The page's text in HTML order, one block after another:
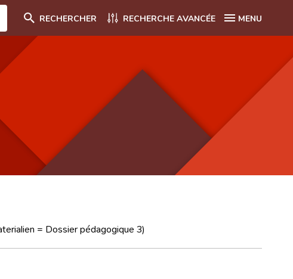
RECHERCHER RECHERCHE AVANCÉE MENU
= Dossier pédagogique 3)